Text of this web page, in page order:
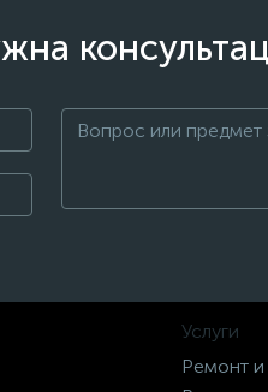
Услуги
Ремонт и